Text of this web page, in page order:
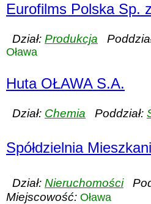
Eurofilms Polska Sp.
Dział: Produkcja
Oława
Huta OŁAWA S.A.
Dział: Chemia Poddział:
Spółdzielnia
Dział: Nieruchomości
Miejscowość: Oława